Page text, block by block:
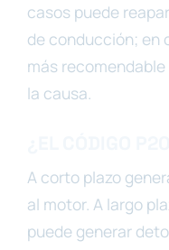
casos puede
de conducción; en
más
la causa.
A corto plazo
al motor. A largo
puede generar